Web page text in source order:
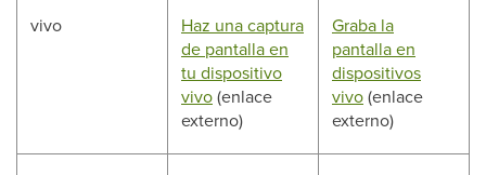
vivo
Haz una captura
de pantalla en
tu dispositivo
vivo(enlace
externo)
Graba la
pantalla en
dispositivos
vivo(enlace
externo)